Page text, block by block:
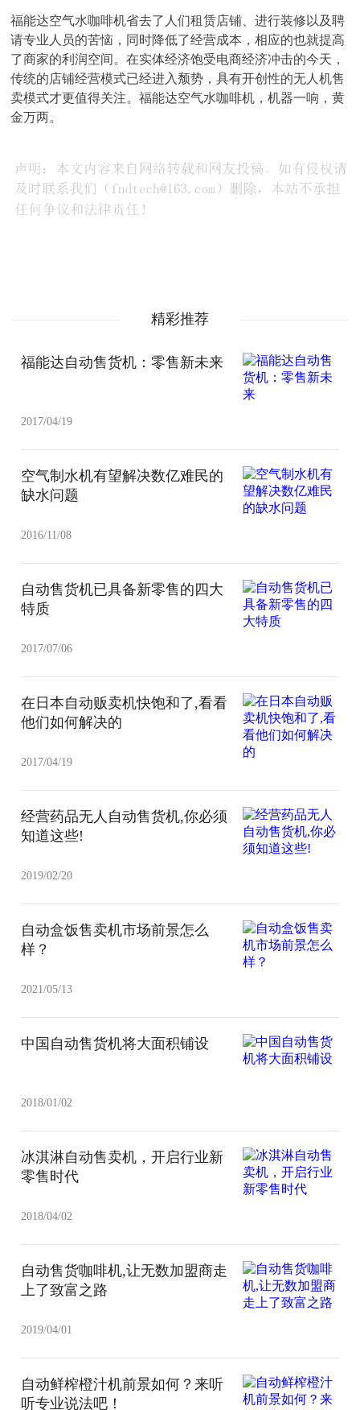
福能达空气水咖啡机省去了人们租赁店铺、进行装修以及聘
请专业人员的苦恼，同时降低了经营成本，相应的也就提高
了商家的利润空间。在实体经济饱受电商经济冲击的今天，
传统的店铺经营模式已经进入颓势，具有开创性的无人机售
卖模式才更值得关注。福能达空气水咖啡机，机器一响，黄
金万两。
精彩推荐
福能达自动售货机：零售新未来
2017/04/19
空气制水机有望解决数亿难民的
缺水问题
2016/11/08
自动售货机已具备新零售的四大
特质
2017/07/06
在日本自动贩卖机快饱和了,看看
他们如何解决的
2017/04/19
经营药品无人自动售货机,你必须
知道这些!
2019/02/20
自动盒饭售卖机市场前景怎么
样？
2021/05/13
中国自动售货机将大面积铺设
2018/01/02
冰淇淋自动售卖机，开启行业新
零售时代
2018/04/02
自动售货咖啡机,让无数加盟商走
上了致富之路
2019/04/01
自动鲜榨橙汁机前景如何？来听
听专业说法吧！